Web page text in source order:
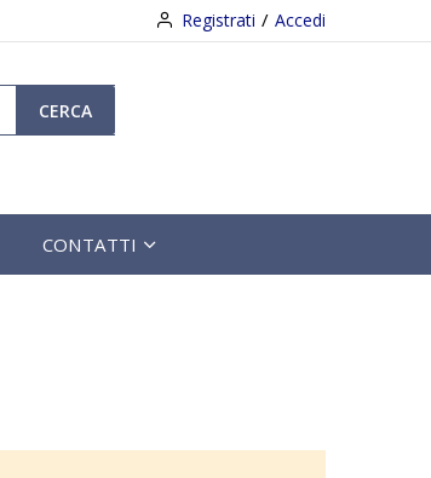
Registrati Accedi
CERCA
CONTATTI